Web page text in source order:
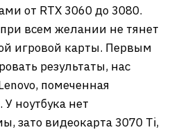
от RTX 3060 до 3080.
всем желании не тянет
игровой карты. Первым
результаты, нас
помеченная
ноутбука нет
зато видеокарта 3070 Ti,